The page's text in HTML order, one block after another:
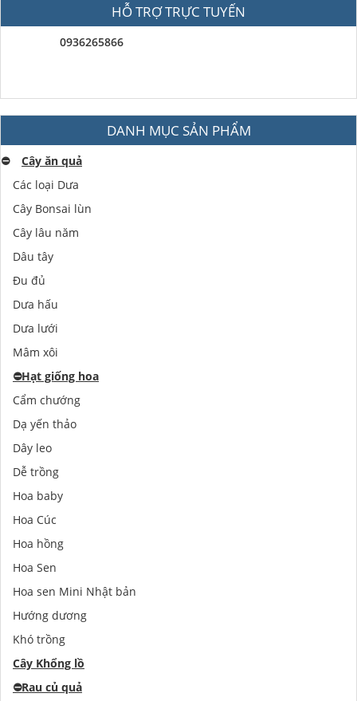
HỖ TRỢ TRỰC TUYẾN
0936265866
DANH MỤC SẢN PHẨM
⛔️
Cây ăn quả
Các loại Dưa
Cây Bonsai lùn
Cây lâu năm
Dâu tây
Đu đủ
Dưa hấu
Dưa lưới
Mâm xôi
⛔️Hạt giống hoa
Cẩm chướng
Dạ yến thảo
Dây leo
Dễ trồng
Hoa baby
Hoa Cúc
Hoa hồng
Hoa Sen
Hoa sen Mini Nhật bản
Hướng dương
Khó trồng
Cây Khổng lồ
⛔️Rau củ quả